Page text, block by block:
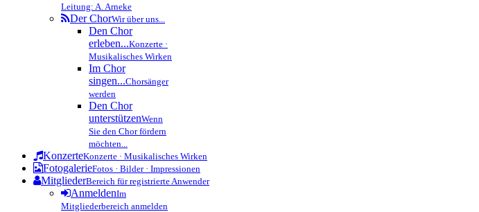
Leitung: A. Arneke
Der ChorWir über uns...
Den Chor
erleben...Konzerte ·
Musikalisches Wirken
Im Chor
singen...Chorsänger
werden
Den Chor
unterstützenWenn
Sie den Chor fördern
möchten...
KonzerteKonzerte · Musikalisches Wirken
FotogalerieFotos · Bilder · Impressionen
MitgliederBereich für registrierte Anwender
AnmeldenIm
Mitgliederbereich anmelden